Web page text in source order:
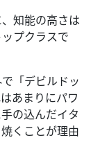
知能の高さは
プクラスで
「デビルドッ
あまりにパワ
の込んだイタ
くことが理由